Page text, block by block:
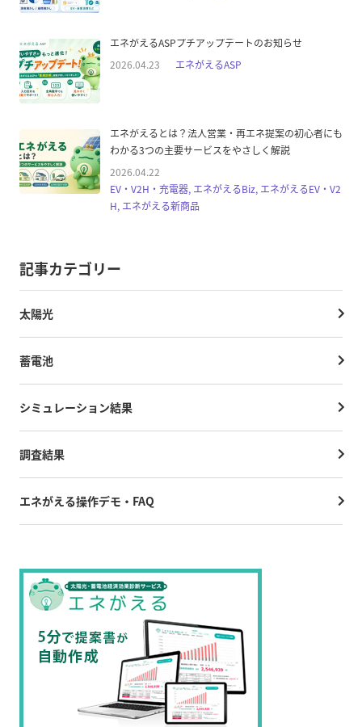
エネがえるASPプチアップデートのお知らせ
2026.04.23
エネがえるASP
エネがえるとは？法人営業・再エネ提案の初心者にも
わかる3つの主要サービスをやさしく解説
2026.04.22
EV・V2H・充電器, エネがえるBiz, エネがえるEV・V2
H, エネがえる新商品
記事カテゴリー
太陽光
蓄電池
シミュレーション結果
調査結果
エネがえる操作デモ・FAQ